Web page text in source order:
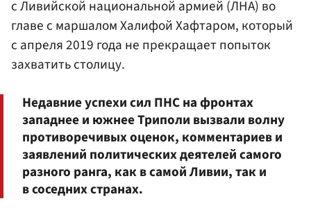
с Ливийской национальной армией (ЛНА) во
главе с маршалом Халифой Хафтаром, который
с апреля 2019 года не прекращает попыток
захватить столицу.
Недавние успехи сил ПНС на фронтах
западнее и южнее Триполи вызвали волну
противоречивых оценок, комментариев и
заявлений политических деятелей самого
разного ранга, как в самой Ливии, так и
в соседних странах.